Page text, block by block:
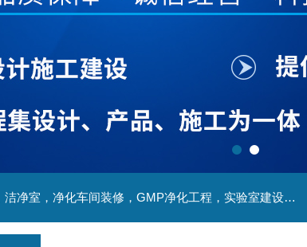
主营产品：实验室装修，实验室设计，洁净室，净化车间装修，GMP净化工程，实验室建设，动物房实验室，理化实验室